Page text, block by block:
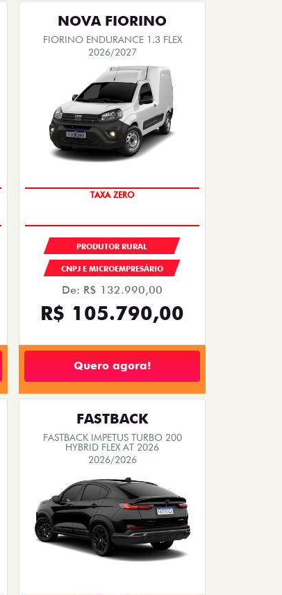
NOVA FIORINO
FIORINO ENDURANCE 1.3 FLEX
2026/2027
TAXA ZERO
PRODUTOR RURAL
CNPJ E MICROEMPRESÁRIO
De: R$ 132.990,00
R$ 105.790,00
Quero agora!
FASTBACK
FASTBACK IMPETUS TURBO 200
HYBRID FLEX AT 2026
2026/2026